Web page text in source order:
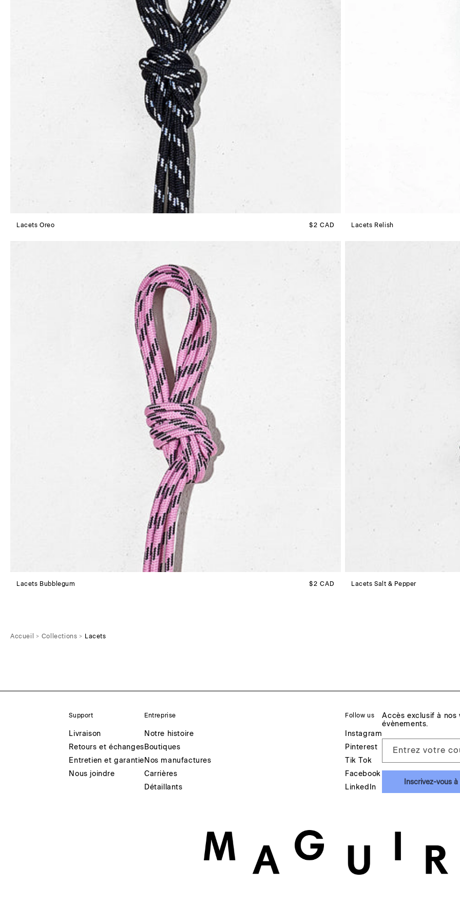
Lacets Oreo Prix habituel
$2 CAD Lacets Relish
Lacets Bubblegum Prix habituel
$2 CAD Lacets Salt & Pepper
Accueil Collections Lacets
Support
Livraison
Retours et échanges
Entretien et garantie
Nous joindre
Entreprise
Notre histoire
Boutiques
Nos manufactures
Carrières
Détaillants
Follow us
Instagram
Pinterest
Tik Tok
Facebook
LinkedIn
Accès exclusif à nos
évènements.
Entrez votre
Inscrivez-vous